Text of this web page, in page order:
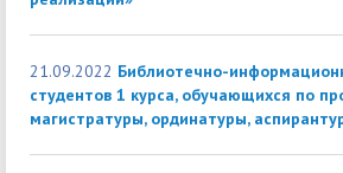
21.09.2022 Библиотечно-
студентов 1 курса, обучающихся по
магистратуры, ординатуры,